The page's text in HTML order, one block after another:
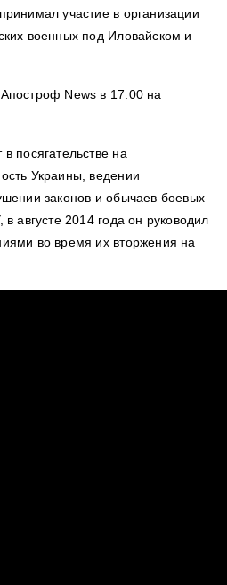
участие в организации
военных под Иловайском и
News в 17:00 на
посягательстве на
Украины, ведении
законов и обычаев боевых
августе 2014 года он руководил
во время их вторжения на